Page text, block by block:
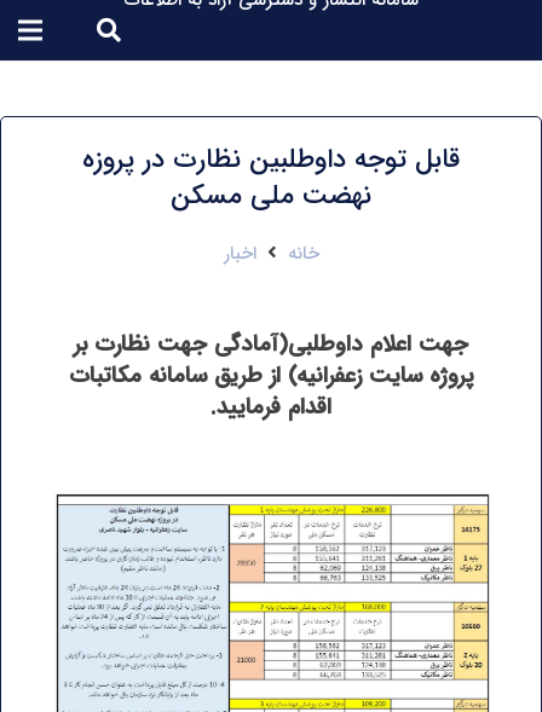
قابل توجه داوطلبین نظارت در پروزه
نهضت ملی مسکن
خانه اخبار
جهت اعلام داوطلبی(آمادگی جهت نظارت بر
پروژه سایت زعفرانیه) از طریق سامانه مکاتبات
اقدام فرمایید.